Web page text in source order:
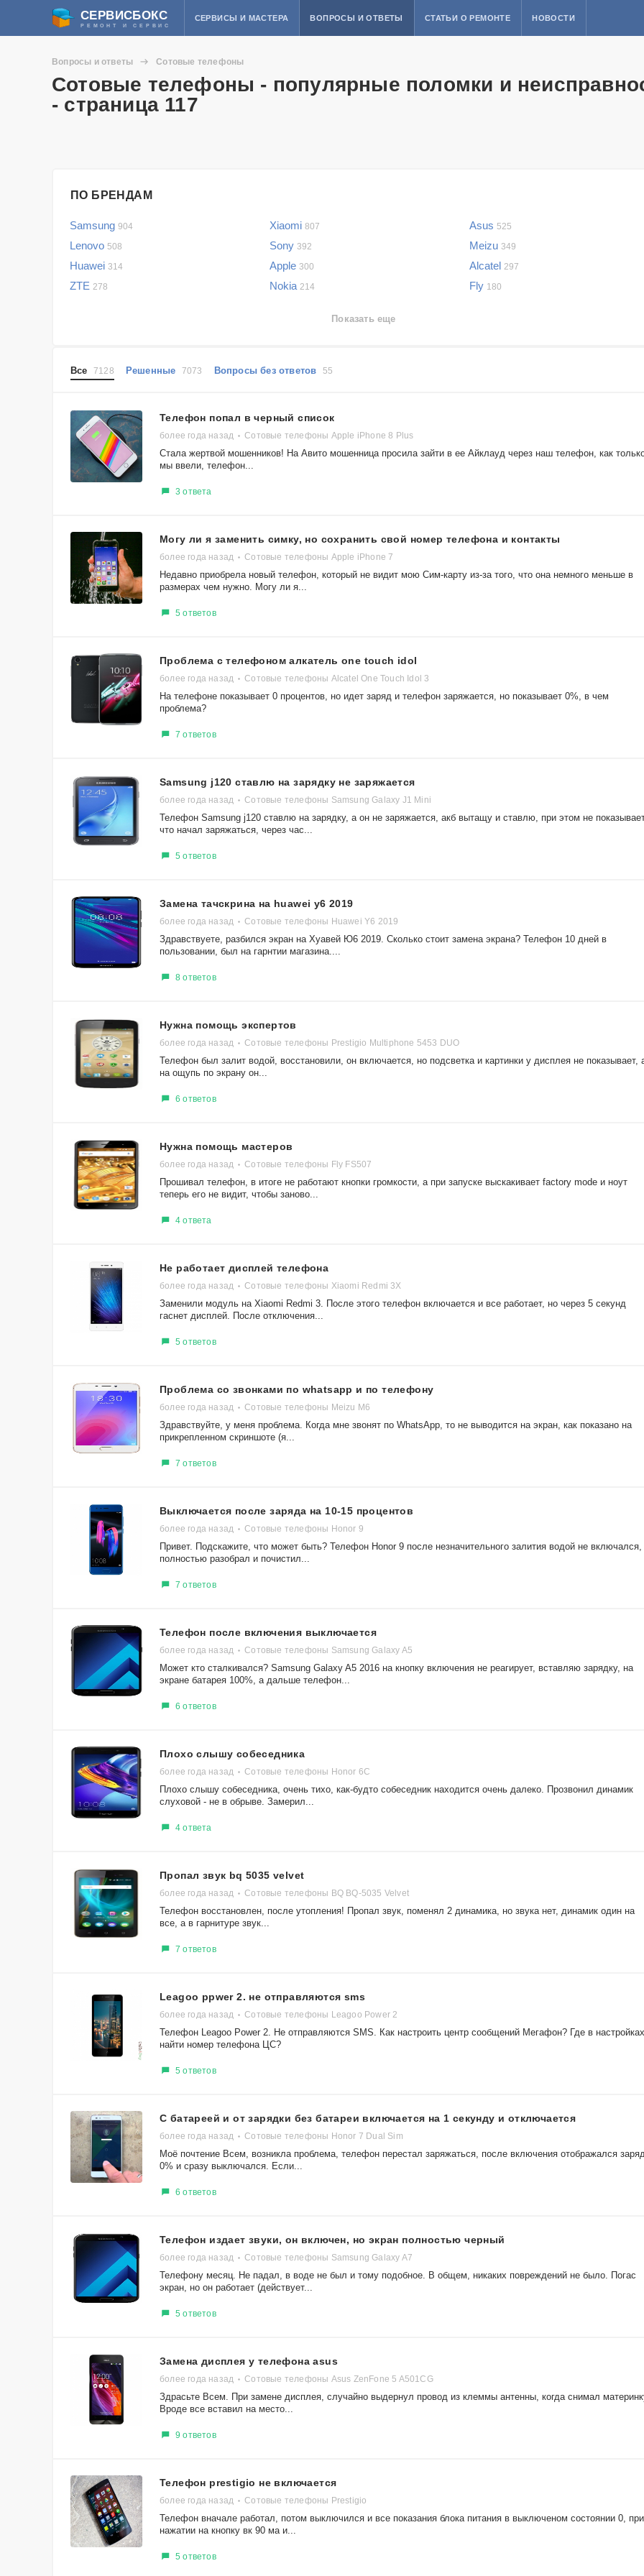
СЕРВИСБОКС
РЕМОНТ И СЕРВИС
СЕРВИСЫ И МАСТЕРА ВОПРОСЫ И ОТВЕТЫ СТАТЬИ О РЕМОНТЕ НОВОСТИ
Вопросы и ответы Сотовые телефоны
Сотовые телефоны - популярные поломки и
- страница 117
ПО БРЕНДАМ
Samsung 904 Xiaomi 807 Asus 525
Lenovo 508 Sony 392 Meizu 349
Huawei 314 Apple 300 Alcatel 297
ZTE 278 Nokia 214 Fly 180
Показать еще
Все 7128 Решенные 7073 Вопросы без ответов 55
Телефон попал в черный список
более года назад Сотовые телефоны Apple iPhone 8 Plus
Стала жертвой мошенников! На Авито мошенница просила зайти в ее Айклауд через наш телефон, как
мы ввели, телефон...
3 ответа
Могу ли я заменить симку, но сохранить свой номер телефона и контакты
более года назад Сотовые телефоны Apple iPhone 7
Недавно приобрела новый телефон, который не видит мою Сим-карту из-за того, что она немного меньше в
размерах чем нужно. Могу ли я...
5 ответов
Проблема с телефоном алкатель one touch idol
более года назад Сотовые телефоны Alcatel One Touch Idol 3
На телефоне показывает 0 процентов, но идет заряд и телефон заряжается, но показывает 0%, в чем
проблема?
7 ответов
Samsung j120 ставлю на зарядку не заряжается
более года назад Сотовые телефоны Samsung Galaxy J1 Mini
Телефон Samsung j120 ставлю на зарядку, а он не заряжается, акб вытащу и ставлю, при этом не
что начал заряжаться, через час...
5 ответов
Замена тачскрина на huawei y6 2019
более года назад Сотовые телефоны Huawei Y6 2019
Здравствуете, разбился экран на Хуавей Ю6 2019. Сколько стоит замена экрана? Телефон 10 дней в
пользовании, был на гарнтии магазина....
8 ответов
Нужна помощь экспертов
более года назад Сотовые телефоны Prestigio Multiphone 5453 DUO
Телефон был залит водой, восстановили, он включается, но подсветка и картинки у дисплея не показывает,
на ощупь по экрану он...
6 ответов
Нужна помощь мастеров
более года назад Сотовые телефоны Fly FS507
Прошивал телефон, в итоге не работают кнопки громкости, а при запуске выскакивает factory mode и ноут
теперь его не видит, чтобы заново...
4 ответа
Не работает дисплей телефона
более года назад Сотовые телефоны Xiaomi Redmi 3X
Заменили модуль на Xiаomi Redmi 3. После этого телефон включается и все работает, но через 5 секунд
гаснет дисплей. После отключения...
5 ответов
Проблема со звонками по whatsapp и по телефону
более года назад Сотовые телефоны Meizu M6
Здравствуйте, у меня проблема. Когда мне звонят по WhatsApp, то не выводится на экран, как показано на
прикрепленном скриншоте (я...
7 ответов
Выключается после заряда на 10-15 процентов
более года назад Сотовые телефоны Honor 9
Привет. Подскажите, что может быть? Телефон Honor 9 после незначительного залития водой не включался,
полностью разобрал и почистил...
7 ответов
Телефон после включения выключается
более года назад Сотовые телефоны Samsung Galaxy A5
Может кто сталкивался? Samsung Galaxy A5 2016 на кнопку включения не реагирует, вставляю зарядку, на
экране батарея 100%, а дальше телефон...
6 ответов
Плохо слышу собеседника
более года назад Сотовые телефоны Honor 6С
Плохо слышу собеседника, очень тихо, как-будто собеседник находится очень далеко. Прозвонил динамик
слуховой - не в обрыве. Замерил...
4 ответа
Пропал звук bq 5035 velvet
более года назад Сотовые телефоны BQ BQ-5035 Velvet
Телефон восстановлен, после утопления! Пропал звук, поменял 2 динамика, но звука нет, динамик один на
все, а в гарнитуре звук...
7 ответов
Leagoo ppwer 2. не отправляются sms
более года назад Сотовые телефоны Leagoo Power 2
Телефон Leagoo Power 2. Не отправляются SMS. Как настроить центр сообщений Мегафон? Где в настройках
найти номер телефона ЦС?
5 ответов
С батареей и от зарядки без батареи включается на 1 секунду и отключается
более года назад Сотовые телефоны Honor 7 Dual Sim
Моё почтение Всем, возникла проблема, телефон перестал заряжаться, после включения отображался
0% и сразу выключался. Если...
6 ответов
Телефон издает звуки, он включен, но экран полностью черный
более года назад Сотовые телефоны Samsung Galaxy A7
Телефону месяц. Не падал, в воде не был и тому подобное. В общем, никаких повреждений не было. Погас
экран, но он работает (действует...
5 ответов
Замена дисплея у телефона asus
более года назад Сотовые телефоны Asus ZenFone 5 A501CG
Здрасьте Всем. При замене дисплея, случайно выдернул провод из клеммы антенны, когда снимал
Вроде все вставил на место...
9 ответов
Телефон prestigio не включается
более года назад Сотовые телефоны Prestigio
Телефон вначале работал, потом выключился и все показания блока питания в выключеном состоянии 0, при
нажатии на кнопку вк 90 ма и...
5 ответов